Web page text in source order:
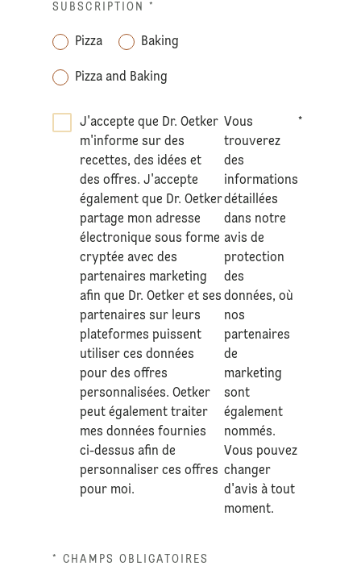
SUBSCRIPTION *
Pizza Baking
Pizza and Baking
J'accepte que Dr. Oetker
m'informe sur des
recettes, des idées et
des offres. J'accepte
également que Dr. Oetker
partage mon adresse
électronique sous forme
cryptée avec des
partenaires marketing
afin que Dr. Oetker et ses
partenaires sur leurs
plateformes puissent
utiliser ces données
pour des offres
personnalisées. Oetker
peut également traiter
mes données fournies
ci-dessus afin de
personnaliser ces offres
pour moi.
Vous
trouverez
des
informations
détaillées
dans notre
avis de
protection
des
données, où
nos
partenaires
de
marketing
sont
également
nommés.
Vous pouvez
changer
d'avis à tout
moment.
*
* CHAMPS OBLIGATOIRES